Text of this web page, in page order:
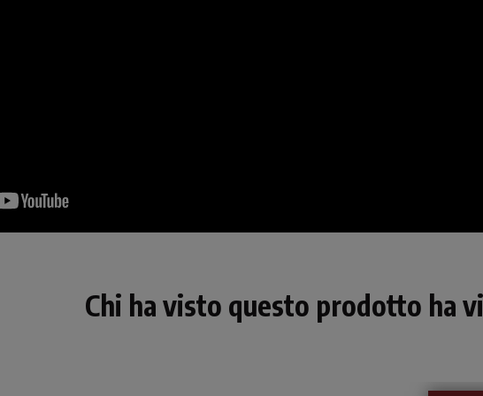
Chi ha visto questo prodotto ha